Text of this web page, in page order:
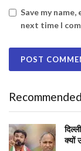
Save my
next time I
क्यों